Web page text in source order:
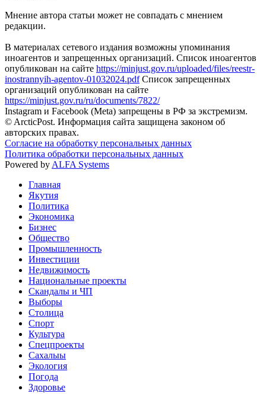
Мнение автора статьи может не совпадать с мнением
редакции.
В материалах сетевого издания возможны упоминания
иноагентов и запрещенных организаций. Список иноагентов
опубликован на сайте https://minjust.gov.ru/uploaded/files/reestr-
inostrannyih-agentov-01032024.pdfСписок запрещенных
организаций опубликован на сайте
https://minjust.gov.ru/ru/documents/7822/
Instagram и Facebook (Metа) запрещены в РФ за экстремизм.
© ArcticPost. Информация сайта защищена законом об
авторских правах.
Согласие на обработку персональных данных
Политика обработки персональных данных
Powered by ALFA Systems
Главная
Якутия
Политика
Экономика
Бизнес
Общество
Промышленность
Инвестиции
Недвижимость
Национальные проекты
Скандалы и ЧП
Выборы
Столица
Спорт
Культура
Спецпроекты
Сахалыы
Экология
Погода
Здоровье